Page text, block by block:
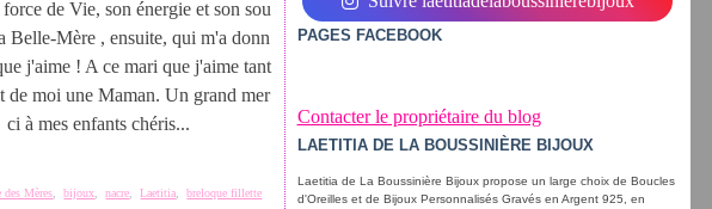
de Vie, son énergie et son sou
Belle-Mère , ensuite, qui m'a donn
j'aime ! A ce mari que j'aime tant
de moi une Maman. Un grand mer
ci à mes enfants chéris...
des Mères ,bijoux ,nacre ,Laetitia ,breloque fillette
PAGES FACEBOOK
Contacter le propriétaire du blog
LAETITIA DE LA BOUSSINIÈRE BIJOUX
Laetitia de La Boussinière Bijoux propose un large choix de Boucles
d'Oreilles et de Bijoux Personnalisés Gravés en Argent 925, en